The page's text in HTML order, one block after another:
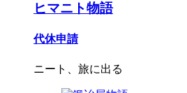
ヒマニト物語
代休申請
ニート、旅に出る